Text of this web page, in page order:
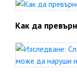
Как да